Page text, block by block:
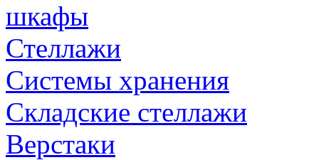
шкафы
Стеллажи
Системы хранения
Складские стеллажи
Верстаки